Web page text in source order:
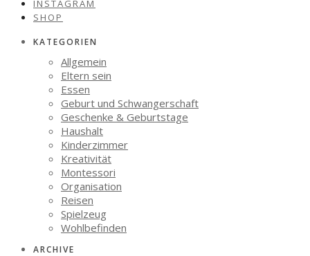
INSTAGRAM
SHOP
KATEGORIEN
Allgemein
Eltern sein
Essen
Geburt und Schwangerschaft
Geschenke & Geburtstage
Haushalt
Kinderzimmer
Kreativität
Montessori
Organisation
Reisen
Spielzeug
Wohlbefinden
ARCHIVE